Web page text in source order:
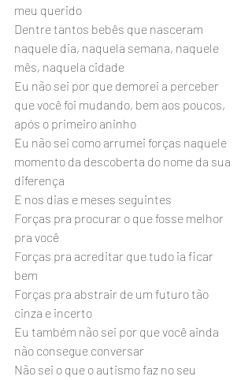
meu querido
Dentre tantos bebês que nasceram
naquele dia, naquela semana, naquele
mês, naquela cidade
Eu não sei por que demorei a perceber
que você foi mudando, bem aos poucos,
após o primeiro aninho
Eu não sei como arrumei forças naquele
momento da descoberta do nome da sua
diferença
E nos dias e meses seguintes
Forças pra procurar o que fosse melhor
pra você
Forças pra acreditar que tudo ia ficar
bem
Forças pra abstrair de um futuro tão
cinza e incerto
Eu também não sei por que você ainda
não consegue conversar
Não sei o que o autismo faz no seu